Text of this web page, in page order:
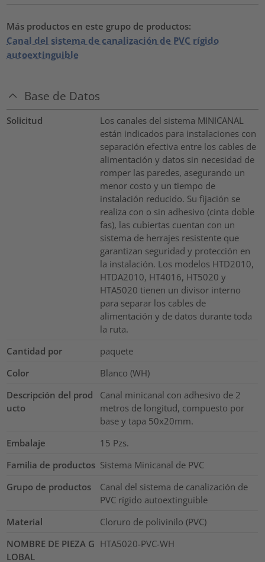
Más productos en este grupo de productos:
Canal del sistema de canalización de PVC rígido
autoextinguible
Base de Datos
Solicitud
Los canales del sistema MINICANAL
están indicados para instalaciones con
separación efectiva entre los cables de
alimentación y datos sin necesidad de
romper las paredes, asegurando un
menor costo y un tiempo de
instalación reducido. Su fijación se
realiza con o sin adhesivo (cinta doble
fas), las cubiertas cuentan con un
sistema de herrajes resistente que
garantizan seguridad y protección en
la instalación. Los modelos HTD2010,
HTDA2010, HT4016, HT5020 y
HTA5020 tienen un divisor interno
para separar los cables de
alimentación y de datos durante toda
la ruta.
Cantidad por
paquete
Color
Blanco (WH)
Descripción del prod
ucto
Canal minicanal con adhesivo de 2
metros de longitud, compuesto por
base y tapa 50x20mm.
Embalaje
15 Pzs.
Familia de productos Sistema Minicanal de PVC
Grupo de productos
Canal del sistema de canalización de
PVC rígido autoextinguible
Material
Cloruro de polivinilo (PVC)
NOMBRE DE PIEZA G
LOBAL
HTA5020-PVC-WH